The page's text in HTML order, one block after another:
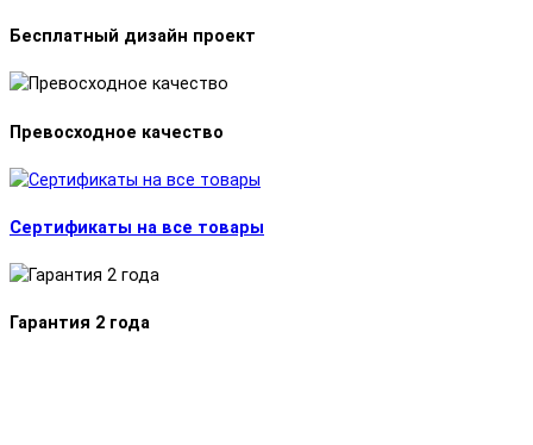
Бесплатный дизайн проект
Превосходное качество
Сертификаты на все товары
Гарантия 2 года